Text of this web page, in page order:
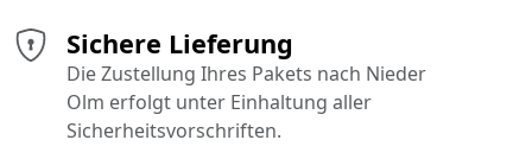
Sichere Lieferung
Die Zustellung Ihres Pakets nach Nieder
Olm erfolgt unter Einhaltung aller
Sicherheitsvorschriften.